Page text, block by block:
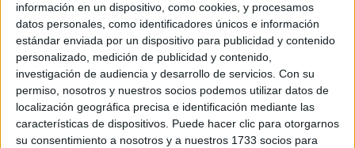
información en un dispositivo, como cookies, y procesamos
datos personales, como identificadores únicos e información
estándar enviada por un dispositivo para publicidad y contenido
personalizado, medición de publicidad y contenido,
investigación de audiencia y desarrollo de servicios. Con su
permiso, nosotros y nuestros socios podemos utilizar datos de
localización geográfica precisa e identificación mediante las
características de dispositivos. Puede hacer clic para otorgarnos
su consentimiento a nosotros y a nuestros 1733 socios para
Sobre ti
Soy:*
Chico
Chica
¿En qué año terminas (o terminaste) bachillerato o FP?